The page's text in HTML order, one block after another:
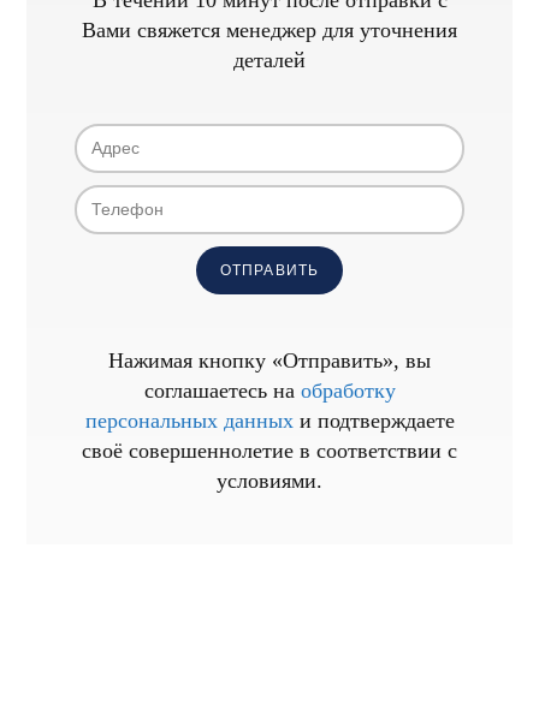
Вами свяжется менеджер для уточнения
деталей
ОТПРАВИТЬ
Нажимая кнопку «Отправить», вы
соглашаетесь на обработку
персональных данныхи подтверждаете
своё совершеннолетие в соответствии с
условиями.